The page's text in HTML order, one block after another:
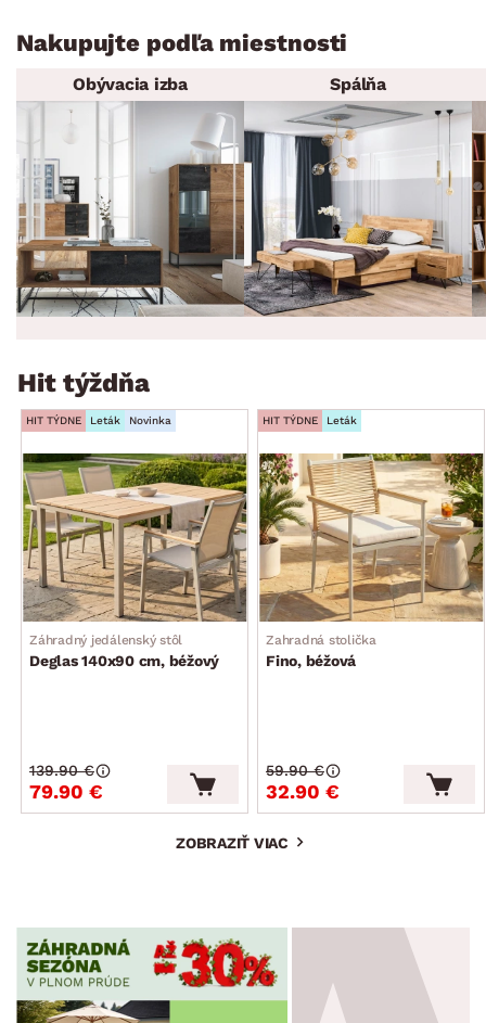
Nakupujte podľa miestnosti
Obývacia izba Spálňa
Hit týždňa
HIT TÝDNE Leták Novinka
Záhradný jedálenský stôl
Deglas 140x90 cm, béžový
79.90 €
139.90 €
HIT TÝDNE Leták
Zahradná stolička
Fino, béžová
32.90 €
59.90 €
ZOBRAZIŤ VIAC